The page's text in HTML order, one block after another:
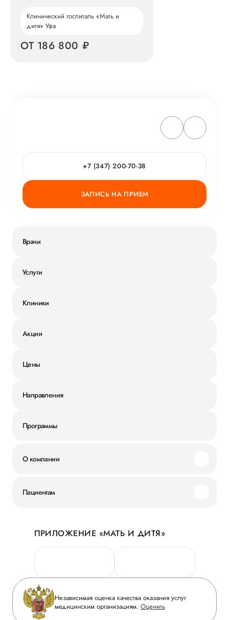
Клинический госпиталь «Мать и
дитя» Уфа
ОТ 186 800 ₽
+7 (347) 200-70-38
ЗАПИСЬ НА ПРИЕМ
Врачи
Услуги
Клиники
Акции
Цены
Направления
Программы
О компании
Новости
Руководство
Сотрудничество
Инвесторам
Журнал «Мать и дитя»
Пациентам
Личный кабинет
Персональные данные
Горячая линия качества
Вопрос-ответ
Приложение пациента
ПРИЛОЖЕНИЕ «МАТЬ И ДИТЯ»
Независимая оценка качества оказания услуг
медицинским организациям. Оценить